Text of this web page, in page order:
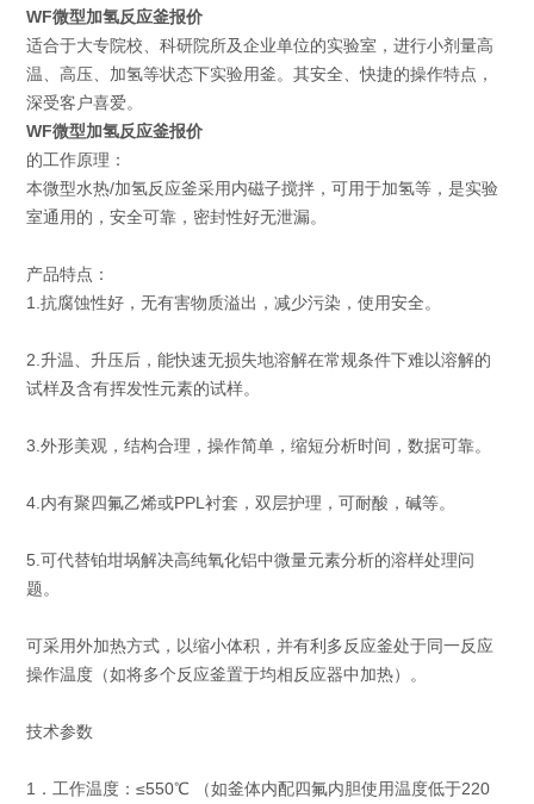
WF微型加氢反应釜报价
适合于大专院校、科研院所及企业单位的实验室，进行小剂量高
温、高压、加氢等状态下实验用釜。其安全、快捷的操作特点，
深受客户喜爱。
WF微型加氢反应釜报价
的工作原理：
本微型水热/加氢反应釜采用内磁子搅拌，可用于加氢等，是实验
室通用的，安全可靠，密封性好无泄漏。
产品特点：
1.抗腐蚀性好，无有害物质溢出，减少污染，使用安全。
2.升温、升压后，能快速无损失地溶解在常规条件下难以溶解的
试样及含有挥发性元素的试样。
3.外形美观，结构合理，操作简单，缩短分析时间，数据可靠。
4.内有聚四氟乙烯或PPL衬套，双层护理，可耐酸，碱等。
5.可代替铂坩埚解决高纯氧化铝中微量元素分析的溶样处理问
题。
可采用外加热方式，以缩小体积，并有利多反应釜处于同一反应
操作温度（如将多个反应釜置于均相反应器中加热）。
技术参数
1．工作温度：≤550℃ （如釜体内配四氟内胆使用温度低于220